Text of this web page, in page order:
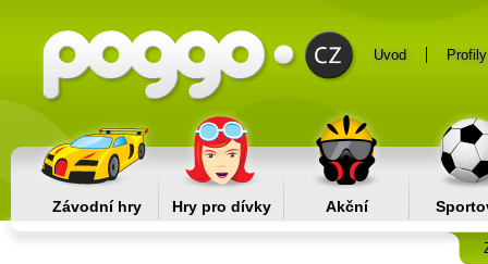
Uvod Profily
Závodní hry Hry pro dívky Akční